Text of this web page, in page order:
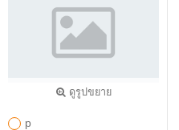
ดูรูปขยาย
p